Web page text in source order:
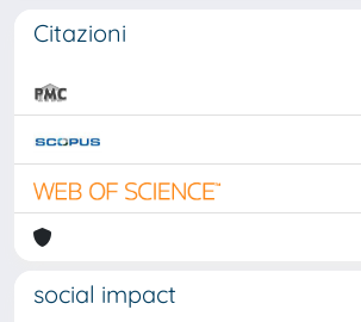
Citazioni
social impact